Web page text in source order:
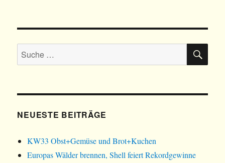
Suche
nach:
NEUESTE BEITRÄGE
KW33 Obst+Gemüse und Brot+Kuchen
Europas Wälder brennen, Shell feiert Rekordgewinne